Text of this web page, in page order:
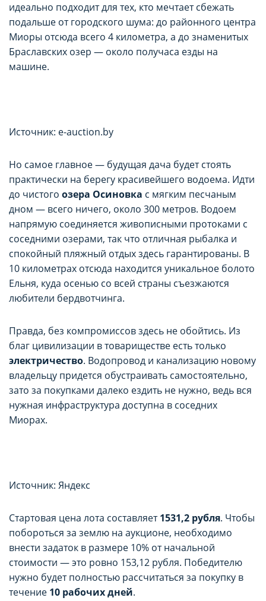
идеально подходит для тех, кто мечтает сбежать
подальше от городского шума: до районного центра
Миоры отсюда всего 4 километра, а до знаменитых
Браславских озер — около получаса езды на
машине.
Источник: e-auction.by
Но самое главное — будущая дача будет стоять
практически на берегу красивейшего водоема. Идти
до чистого озера Осиновка с мягким песчаным
дном — всего ничего, около 300 метров. Водоем
напрямую соединяется живописными протоками с
соседними озерами, так что отличная рыбалка и
спокойный пляжный отдых здесь гарантированы. В
10 километрах отсюда находится уникальное болото
Ельня, куда осенью со всей страны съезжаются
любители бердвотчинга.
Правда, без компромиссов здесь не обойтись. Из
благ цивилизации в товариществе есть только
электричество. Водопровод и канализацию новому
владельцу придется обустраивать самостоятельно,
зато за покупками далеко ездить не нужно, ведь вся
нужная инфраструктура доступна в соседних
Миорах.
Источник: Яндекс
Стартовая цена лота составляет1531,2 рубля. Чтобы
побороться за землю на аукционе, необходимо
внести задаток в размере 10% от начальной
стоимости — это ровно 153,12 рубля. Победителю
нужно будет полностью рассчитаться за покупку в
течение 10 рабочих дней.